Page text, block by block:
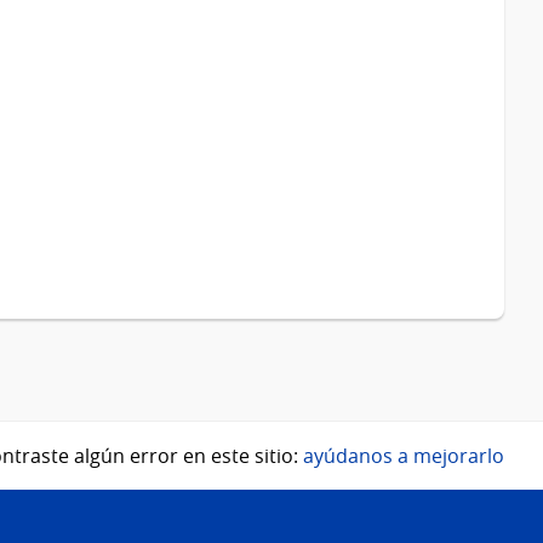
algún error en este sitio: ayúdanos a mejorarlo